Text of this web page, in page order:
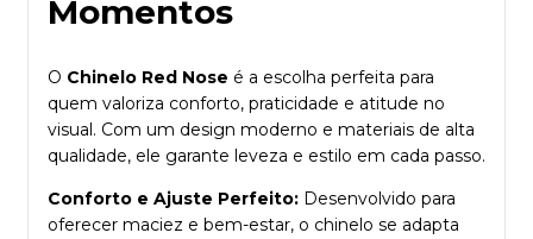
Momentos
O Chinelo Red Nose é a escolha perfeita para
quem valoriza conforto, praticidade e atitude no
visual. Com um design moderno e materiais de alta
qualidade, ele garante leveza e estilo em cada passo.
Conforto e Ajuste Perfeito: Desenvolvido para
oferecer maciez e bem-estar, o chinelo se adapta